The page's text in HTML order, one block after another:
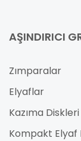
AŞINDIRICI
Zımparalar
Elyaflar
Kazıma Diskleri
Kompakt Elyaf